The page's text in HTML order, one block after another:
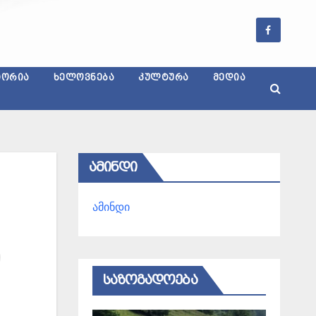
ᲮᲔᲚᲝᲕᲜᲔᲑᲐ ᲙᲣᲚᲢᲣᲠᲐ ᲛᲔᲓᲘᲐ
ᲐᲛᲘᲜᲓᲘ
ამინდი
ᲡᲐᲖᲝᲒᲐᲓᲝᲔᲑᲐ